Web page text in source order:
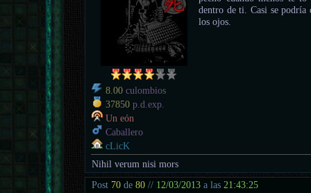
8.00 culombios
37850 p.d.exp.
Un eón
Caballero
cLicK
dentro de ti. Casi se
los ojos.
Nihil verum nisi mors
Post 70 de80 // 12/03/2013 a las 21:43:25